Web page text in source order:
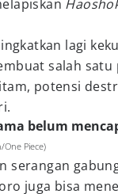
lagi
salah satu
potensi
belum
One Piece)
serangan
juga bisa